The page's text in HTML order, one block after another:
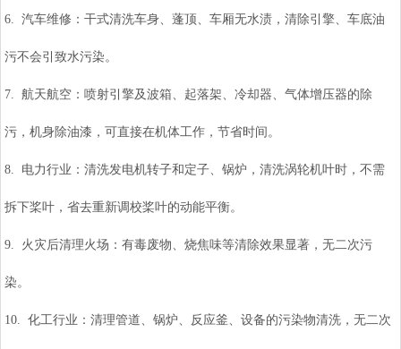
6. 汽车维修：干式清洗车身、蓬顶、车厢无水渍，清除引擎、车底油
污不会引致水污染。
7. 航天航空：喷射引擎及波箱、起落架、冷却器、气体增压器的除
污，机身除油漆，可直接在机体工作，节省时间。
8. 电力行业：清洗发电机转子和定子、锅炉，清洗涡轮机叶时，不需
拆下桨叶，省去重新调校桨叶的动能平衡。
9. 火灾后清理火场：有毒废物、烧焦味等清除效果显著，无二次污
染。
10. 化工行业：清理管道、锅炉、反应釜、设备的污染物清洗，无二次